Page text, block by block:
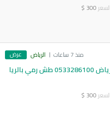
السعر 300
$
منذ 7 ساعات الرياض عرض
رمي طش الاثاث القديم بالرياض 0533286100 طش رمي بالريا
السعر 300
$